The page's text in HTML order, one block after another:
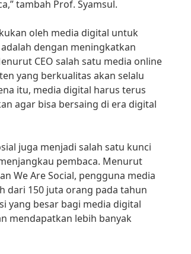
tambah Prof. Syamsul.
oleh media digital untuk
dengan meningkatkan
CEO salah satu media online
yang berkualitas akan selalu
itu, media digital harus terus
agar bisa bersaing di era digital
juga menjadi salah satu kunci
pembaca. Menurut
We Are Social, pengguna media
dari 150 juta orang pada tahun
yang besar bagi media digital
mendapatkan lebih banyak